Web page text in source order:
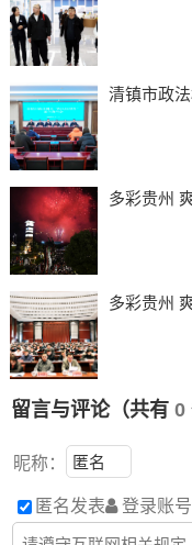
清镇市政
多彩贵州
多彩贵州
留言与评论（共有 0
昵称：
匿名发表 登录账号